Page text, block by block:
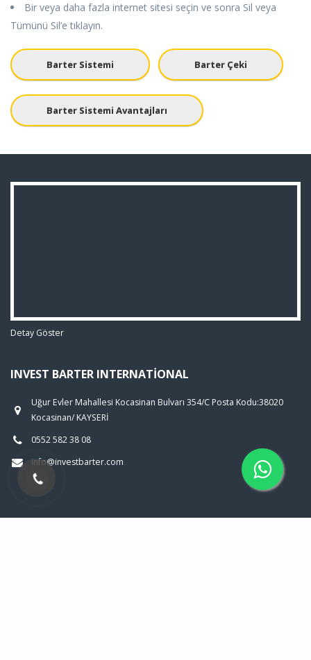
Bir veya daha fazla internet sitesi seçin ve sonra Sil veya
Tümünü Sil’e tıklayın.
Barter Sistemi Barter Çeki
Barter Sistemi Avantajları
Detay Göster
INVEST BARTER INTERNATIONAL
Uğur Evler Mahallesi Kocasinan Bulvarı 354/C Posta Kodu:38020
Kocasinan/ KAYSERİ
0552 582 38 08
info@investbarter.com